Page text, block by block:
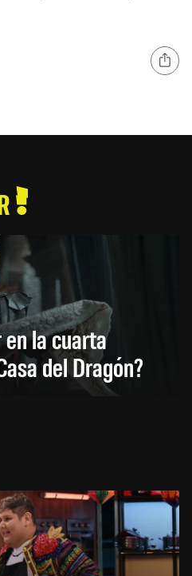
en la cuarta
del Dragón?